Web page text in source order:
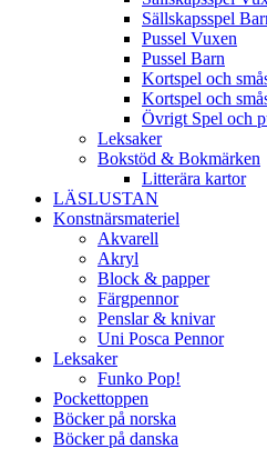
Sällskapsspel
Pussel Vuxen
Pussel Barn
Kortspel och
Kortspel och
Övrigt Spel och
Leksaker
Bokstöd & Bokmärken
Litterära kartor
LÄSLUSTAN
Konstnärsmateriel
Akvarell
Akryl
Block & papper
Färgpennor
Penslar & knivar
Uni Posca Pennor
Leksaker
Funko Pop!
Pockettoppen
Böcker på norska
Böcker på danska